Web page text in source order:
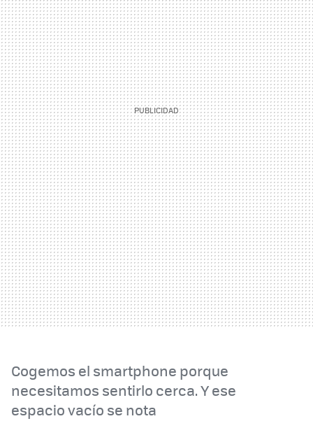
Cogemos el smartphone porque
necesitamos sentirlo cerca. Y ese
espacio vacío se nota